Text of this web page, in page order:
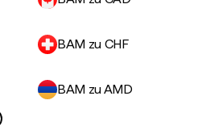
BAM zu CHF
BAM zu AMD